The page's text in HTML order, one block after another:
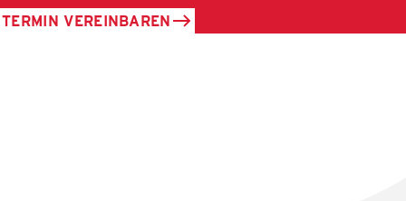
TERMIN VEREINBAREN